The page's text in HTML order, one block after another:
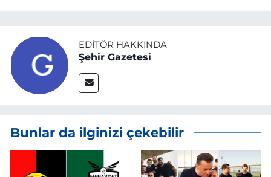
EDITÖR HAKKINDA
Şehir Gazetesi
Bunlar da ilginizi çekebilir